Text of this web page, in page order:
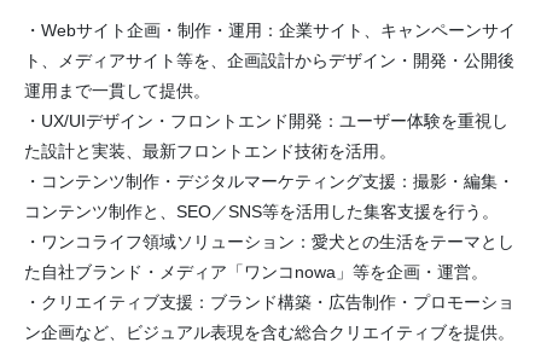
・Webサイト企画・制作・運用：企業サイト、キャンペーンサイ
ト、メディアサイト等を、企画設計からデザイン・開発・公開後
運用まで一貫して提供。
・UX/UIデザイン・フロントエンド開発：ユーザー体験を重視し
た設計と実装、最新フロントエンド技術を活用。
・コンテンツ制作・デジタルマーケティング支援：撮影・編集・
コンテンツ制作と、SEO／SNS等を活用した集客支援を行う。
・ワンコライフ領域ソリューション：愛犬との生活をテーマとし
た自社ブランド・メディア「ワンコnowa」等を企画・運営。
・クリエイティブ支援：ブランド構築・広告制作・プロモーショ
ン企画など、ビジュアル表現を含む総合クリエイティブを提供。